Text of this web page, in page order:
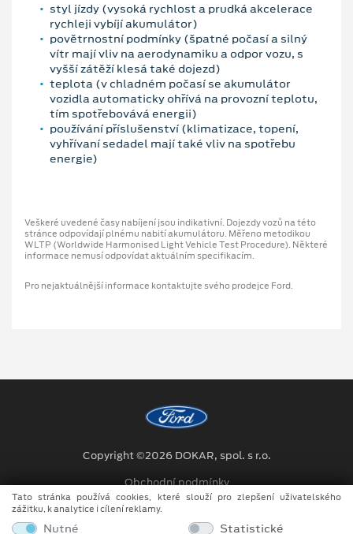
styl jízdy (vysoká rychlost a prudká akcelerace
rychleji vybíjí akumulátor)
povětrnostní podmínky (špatné počasí a silný
vítr mají vliv na aerodynamiku a odpor vozu, s
vyšší zátěží klesá také dojezd)
teplota (v chladném počasí se akumulátor
vozidla automaticky ohřívá na provozní teplotu,
tím spotřebovává energii)
používání příslušenství (klimatizace, topení,
vyhřívaní sedadel mají také vliv na spotřebu
energie)
Veškeré uvedené časy nabíjení jsou indikativní. Dojezdy vozů na této
stránce odpovídají plnému nabití akumulátoru. Měřeno metodikou
WLTP (Worldwide Harmonised Light Vehicle Test Procedure). Některé
informace nemusí odpovídat aktuálním specifikacím.
Pro nejaktuálnější informace kontaktujte svého prodejce Ford.
Copyright ©2026 DOKAR, spol. s r.o.
Obchodní podmínky
Ochrana osobních údajů
Tato stránka používá cookies, které slouží pro zlepšení uživatelského
zážitku, k analytice i cílení reklamy.
Nutné Statistické